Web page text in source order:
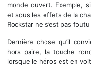
monde ouvert. Exemple,
et sous les effets de la
Rockstar ne s’est pas
Dernière chose qu’il
hors paire, la touche
lorsque le héros est en